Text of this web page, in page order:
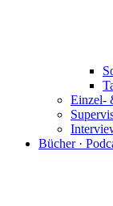
Einzel-
Bücher ·